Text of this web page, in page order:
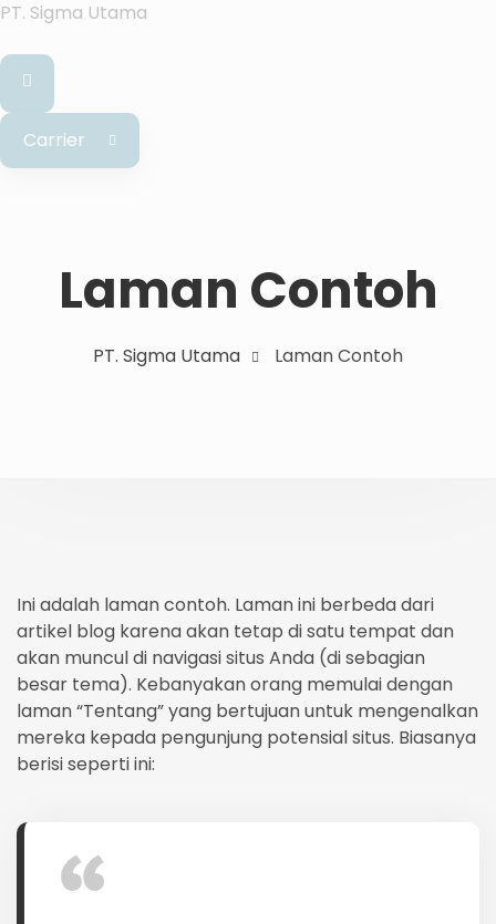
PT. Sigma Utama
Carrier
Laman Contoh
PT. Sigma Utama Laman Contoh
Ini adalah laman contoh. Laman ini berbeda dari
artikel blog karena akan tetap di satu tempat dan
akan muncul di navigasi situs Anda (di sebagian
besar tema). Kebanyakan orang memulai dengan
laman “Tentang” yang bertujuan untuk mengenalkan
mereka kepada pengunjung potensial situs. Biasanya
berisi seperti ini: